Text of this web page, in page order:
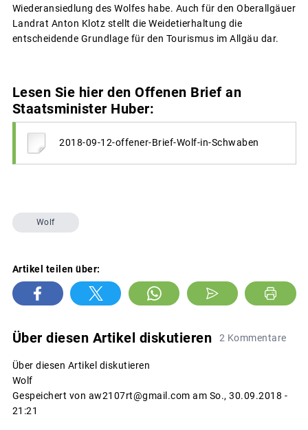
Wiederansiedlung des Wolfes habe. Auch für den Oberallgäuer
Landrat Anton Klotz stellt die Weidetierhaltung die
entscheidende Grundlage für den Tourismus im Allgäu dar.
Lesen Sie hier den Offenen Brief an
Staatsminister Huber:
2018-09-12-offener-Brief-Wolf-in-Schwaben
Wolf
Artikel teilen über:
Über diesen Artikel diskutieren 2 Kommentare
Über diesen Artikel diskutieren
Wolf
Gespeichert von aw2107rt@gmail.com am So., 30.09.2018 -
21:21